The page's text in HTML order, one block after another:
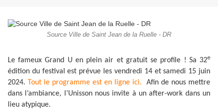
Source Ville de Saint Jean de la Ruelle - DR
Le fameux Grand U en plein air et gratuit se profile ! Sa 32e
édition du festival est prévue les vendredi 14 et samedi 15 juin
2024. Tout le programme est en ligne ici. Afin de nous mettre
dans l’ambiance, l’Unisson nous invite à un after-work dans un
lieu atypique.